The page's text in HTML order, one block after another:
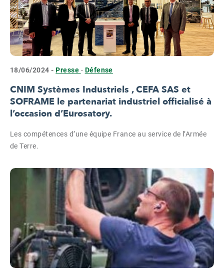
18/06/2024 - Presse - Défense
CNIM Systèmes Industriels , CEFA SAS et
SOFRAME le partenariat industriel officialisé à
l’occasion d’Eurosatory.
Les compétences d’une équipe France au service de l’Armée
de Terre.